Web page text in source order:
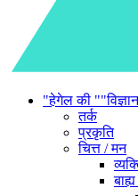
"हेगेल की
तर्क
प्रकृति
चित्त / मन